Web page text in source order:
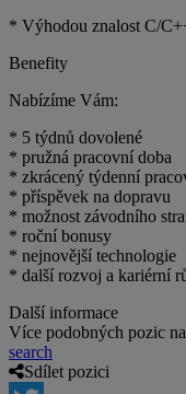
* Výhodou znalost C/
Benefity
Nabízíme Vám:
* 5 týdnů dovolené
* pružná pracovní doba
* zkrácený týdenní
* příspěvek na dopravu
* možnost závodního
* roční bonusy
* nejnovější technologie
* další rozvoj a kariérní
Další informace
Více podobných pozic
search
Sdílet pozici